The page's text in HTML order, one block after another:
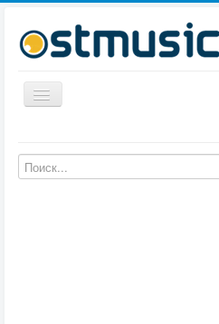
Включить/выключить навигацию
Музыка из мультфильмов